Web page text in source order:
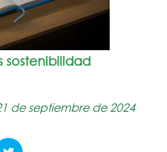
sostenibilidad
de septiembre de 2024